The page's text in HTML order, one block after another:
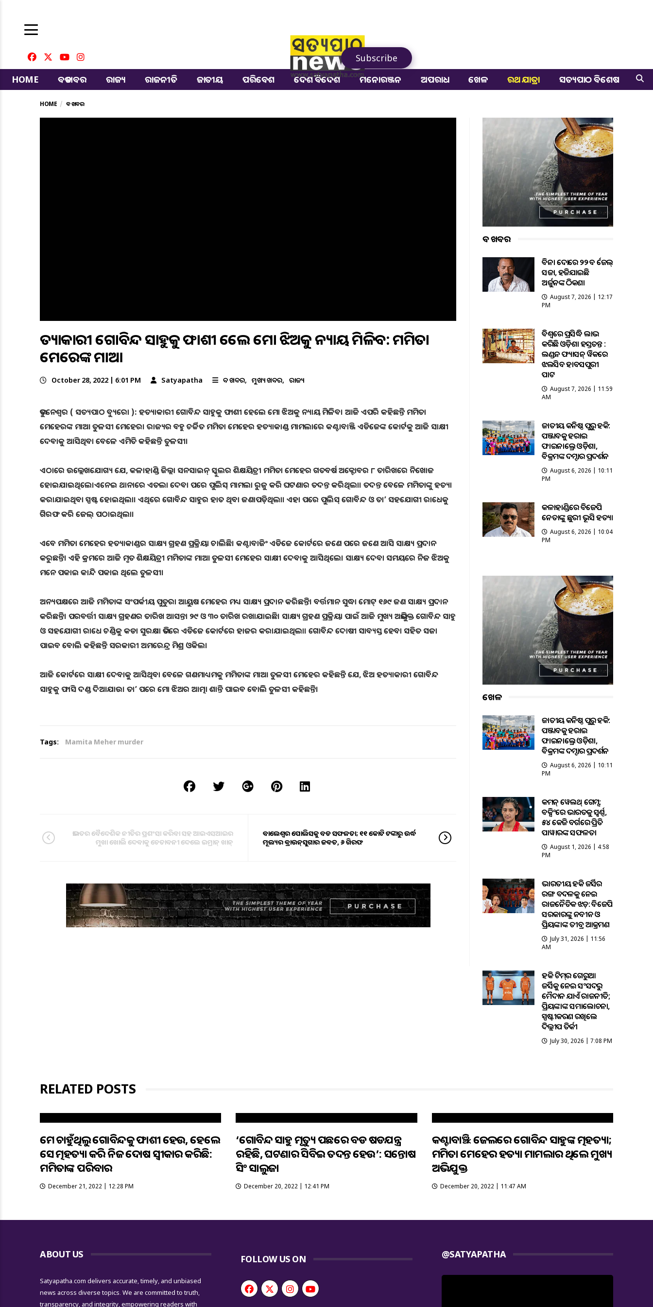
Subscribe
HOME
ବଡ ଖବର ରାଜ୍ୟ ରାଜନୀତି ଜାତୀୟ ପରିବେଶ ଦେଶ ବିଦେଶ ମନୋରଞ୍ଜନ ଅପରାଧ ଖେଳ ରଥ ଯାତ୍ରା ସତ୍ୟପାଠ ବିଶେଷ
HOME ବଡ ଖବର
ହତ୍ୟାକାରୀ ଗୋବିନ୍ଦ ସାହୁକୁ ଫାଶୀ ହେଲେ ମୋ ଝିଅକୁ ନ୍ୟାୟ ମିଳିବ: ମମିତା
ମେହେରଙ୍କ ମାଆ
October 28, 2022 | 6:01 PM Satyapatha ବଡ ଖବର ମୁଖ୍ୟ ଖବର ରାଜ୍ୟ
ଭୁବନେଶ୍ୱର ( ସତ୍ୟପାଠ ବ୍ୟୁରୋ ): ହତ୍ୟାକାରୀ ଗୋବିନ୍ଦ ସାହୁକୁ ଫାଶୀ ହେଲେ ମୋ ଝିଅକୁ ନ୍ୟାୟ ମିଳିବ। ଆଜି ଏପରି କହିଛନ୍ତି ମମିତା
ମେହେରଙ୍କ ମାଆ ତୁଳସୀ ମେହେର। ରାଜ୍ୟର ବହୁ ଚର୍ଚ୍ଚିତ ମମିତା ମେହେର ହତ୍ୟାକାଣ୍ଡ ମାମଲାରେ କଣ୍ଟାବାଞ୍ଜି ଏଡିଜେଙ୍କ କୋର୍ଟକୁ ଆଜି ସାକ୍ଷୀ
ଦେବାକୁ ଆସିଥିବା ବେଳେ ଏମିତି କହିଛନ୍ତି ତୁଳସୀ।
ଏଠାରେ ଉଲ୍ଲେଖଯୋଗ୍ୟ ଯେ, କଳାହାଣ୍ଡି ଜିଲ୍ଲା ସନସାଇନ୍ ସ୍କୁଲର ଶିକ୍ଷୟିତ୍ରୀ ମମିତା ମେହେର ଗତବର୍ଷ ଅକ୍ଟୋବର ୮ ତାରିଖରେ ନିଖୋଜ
ହୋଇଯାଇଥିଲେ।ଏନେଇ ଥାନାରେ ଏତଲା ଦେବା ପରେ ପୁଲିସ୍ ମାମଲା ରୁଜୁ କରି ଘଟଣାର ତଦନ୍ତ କରିଥିଲା। ତଦନ୍ତ ବେଳେ ମମିତାଙ୍କୁ ହତ୍ୟା
କରାଯାଇଥିବା ସ୍ପଷ୍ଟ ହୋଇଥିଲା। ଏଥିରେ ଗୋବିନ୍ଦ ସାହୁର ହାତ ଥିବା ଜଣାପଡ଼ିଥିଲା। ଏହା ପରେ ପୁଲିସ୍ ଗୋବିନ୍ଦ ଓ ତା’ ସହଯୋଗୀ ରାଧେକୁ
ଗିରଫ କରି ଜେଲ୍‌ ପଠାଇଥିଲା।
ଏବେ ମମିତା ମେହେର ହତ୍ୟାକାଣ୍ଡର ସାକ୍ଷ୍ୟ ଗ୍ରହଣ ପ୍ରକ୍ରିୟା ଚାଲିଛି। କଣ୍ଟାବାଜିଂ ଏଡିଜେ କୋର୍ଟରେ ଜଣେ ପରେ ଜଣେ ଆସି ସାକ୍ଷ୍ୟ ପ୍ରଦାନ
କରୁଛନ୍ତି। ଏହି କ୍ରମରେ ଆଜି ମୃତ ଶିକ୍ଷୟିତ୍ରୀ ମମିତାଙ୍କ ମାଆ ତୁଳସୀ ମେହେର ସାକ୍ଷୀ ଦେବାକୁ ଆସିଥିଲେ। ସାକ୍ଷ୍ୟ ଦେବା ସମୟରେ ନିଜ ଝିଅକୁ
ମନେ ପକାଇ କାନ୍ଦି ପକାଇ ଥିଲେ ତୁଳସୀ।
ଅନ୍ୟପକ୍ଷରେ ଆଜି ମମିତାଙ୍କ ସଂପର୍କୀୟ ପୁତୁରା ଆୟୁଷ ମେହେର ମଧ୍ୟ ସାକ୍ଷ୍ୟ ପ୍ରଦାନ କରିଛନ୍ତି। ବର୍ତ୍ତମାନ ସୁଦ୍ଧା ମୋଟ୍‌ ୧୬୯ ଜଣ ସାକ୍ଷ୍ୟ ପ୍ରଦାନ
କରିଛନ୍ତି। ପରବର୍ତ୍ତୀ ସାକ୍ଷ୍ୟ ଗ୍ରହଣର ତାରିଖ ଆସନ୍ତା ୨୯ ଓ ୩୦ ତାରିଖ ରଖାଯାଇଛି। ସାକ୍ଷ୍ୟ ଗ୍ରହଣ ପ୍ରକ୍ରିୟା ପାଇଁ ଆଜି ମୁଖ୍ୟ ଅଭିଯୁକ୍ତ ଗୋବିନ୍ଦ ସାହୁ
ଓ ସହଯୋଗୀ ରାଧେ ଚଣ୍ଡିକୁ କଡା ସୁରକ୍ଷା ଭିତରେ ଏଡିଜେ କୋର୍ଟରେ ହାଜର କରାଯାଇଥିଲା। ଗୋବିନ୍ଦ ଦୋଷୀ ସାବ୍ୟସ୍ତ ହେବା ସହିତ ସଜା
ପାଇବ ବୋଲି କହିଛନ୍ତି ସରକାରୀ ଅମରେନ୍ଦ୍ର ମିଶ୍ର ଓକିଲ।
ଆଜି କୋର୍ଟରେ ସାକ୍ଷୀ ଦେବାକୁ ଆସିଥିବା ବେଳେ ଗଣମାଧ୍ୟମକୁ ମମିତାଙ୍କ ମାଆ ତୁଳସୀ ମେହେର କହିଛନ୍ତି ଯେ, ଝିଅ ହତ୍ୟାକାରୀ ଗୋବିନ୍ଦ
ସାହୁକୁ ଫାସି ଦଣ୍ଡ ଦିଆଯାଉ। ତା’ ପରେ ମୋ ଝିଅର ଆତ୍ମା ଶାନ୍ତି ପାଇବ ବୋଲି ତୁଳସୀ କହିଛନ୍ତି।
Tags: Mamita Meher murder
ଭାରତର ବୈଦେଶିକ ନୀତିର ପ୍ରଶଂସା କରିବା ସହ ଆଇଏସଆଇର
ମୁଖା ଖୋଲି ଦେବାକୁ ଚେତାବନୀ ଦେଲେ ଇମ୍ରାନ୍ ଖାନ୍
ବାଲେଶ୍ଵର ପୋଲିସକୁ ବଡ ସଫଳତା; ୧୧ କୋଟି ଟଙ୍କାରୁ ଉର୍ଦ୍ଧ
ମୂଲ୍ୟର ବ୍ରାଉନ୍‌ସୁଗାର ଜବତ, ୬ ଗିରଫ
ବଡ ଖବର
ବିନା ଦୋଷରେ ୨୨ ବର୍ଷ ଜେଲ୍
ସଜା, ହଜିଯାଇଛି
ଅର୍ଜୁନଙ୍କ ଠିକଣା
August 7, 2026 | 12:17
PM
ବିଶ୍ୱରେ ପ୍ରସିଦ୍ଧି ଲାଭ
କରିଛି ଓଡ଼ିଶା ହସ୍ତତନ୍ତ :
ଲଣ୍ଡନ ଫ୍ୟାସନ୍ ୱିକରେ
ଝଲସିବ ହାବସପୁରୀ
ପାଟ
August 7, 2026 | 11:59
AM
ଜାତୀୟ କନିଷ୍ଠ ପୁରୁଷ ହକି:
ପଞ୍ଜାବକୁ ହରାଇ
ଫାଇନାଲ୍ରେ ଓଡ଼ିଶା,
ବିକ୍ରମଙ୍କ ଦମ୍ଦାର ପ୍ରଦର୍ଶନ
August 6, 2026 | 10:11
PM
କଳାହାଣ୍ଡିରେ ବିଜେପି
ନେତାଙ୍କୁ ଛୁରୀ ଭୂସି ହତ୍ୟା
August 6, 2026 | 10:04
PM
ଖେଳ
ଜାତୀୟ କନିଷ୍ଠ ପୁରୁଷ ହକି:
ପଞ୍ଜାବକୁ ହରାଇ
ଫାଇନାଲ୍ରେ ଓଡ଼ିଶା,
ବିକ୍ରମଙ୍କ ଦମ୍ଦାର ପ୍ରଦର୍ଶନ
August 6, 2026 | 10:11
PM
କମନ୍ ୱେଲଥ୍ ଗେମ୍ସ:
ବକ୍ସିଂରେ ଭାରତକୁ ସ୍ବର୍ଣ୍ଣ,
୫୪ କେଜି ବର୍ଗରେ ପ୍ରିତି
ପାୱାରଙ୍କ ସଫଳତା
August 1, 2026 | 4:58
PM
ଭାରତୀୟ ହକି ଜର୍ସିର
ରଙ୍ଗ ବଦଳକୁ ନେଇ
ରାଜନୈତିକ ଝଡ଼: ବିଜେପି
ସରକାରଙ୍କୁ ନବୀନ ଓ
ପ୍ରିୟଙ୍କାଙ୍କ ତୀବ୍ର ଆକ୍ରମଣ
July 31, 2026 | 11:56
AM
ହକି ଟିମ୍‌ର ଗେରୁଆ
ଜର୍ସିକୁ ନେଇ ସଂସଦରୁ
ମୈଦାନ ଯାଏଁ ରାଜନୀତି;
ପ୍ରିୟଙ୍କାଙ୍କ ସମାଲୋଚନା,
ସ୍ପଷ୍ଟୀକରଣ ରଖିଲେ
ଦିଲ୍ଲୀପ ତିର୍କୀ
July 30, 2026 | 7:08 PM
RELATED POSTS
ଆମେ ଚାହୁଁଥିଲୁ ଗୋବିନ୍ଦକୁ ଫାଶୀ ହେଉ, ହେଲେ
ସେ ଆତ୍ମହତ୍ୟା କରି ନିଜ ଦୋଷ ସ୍ୱୀକାର କରିଛି:
ମମିତାଙ୍କ ପରିବାର
December 21, 2022 | 12:28 PM
‘ଗୋବିନ୍ଦ ସାହୁ ମୃତ୍ୟୁ ପଛରେ ବଡ ଷଡଯନ୍ତ୍ର
ରହିଛି, ଘଟଣାର ସିବିଆଇ ତଦନ୍ତ ହେଉ’: ସନ୍ତୋଷ
ସିଂ ସାଲୁଜା
December 20, 2022 | 12:41 PM
କଣ୍ଟାବାଞ୍ଝି ଜେଲରେ ଗୋବିନ୍ଦ ସାହୁଙ୍କ ଆତ୍ମହତ୍ୟା;
ମମିତା ମେହେର ହତ୍ୟା ମାମଲାର ଥିଲେ ମୁଖ୍ୟ
ଅଭିଯୁକ୍ତ
December 20, 2022 | 11:47 AM
ABOUT US
Satyapatha.com delivers accurate, timely, and unbiased
news across diverse topics. We are committed to truth,
transparency, and integrity, empowering readers with
FOLLOW US ON @SATYAPATHA